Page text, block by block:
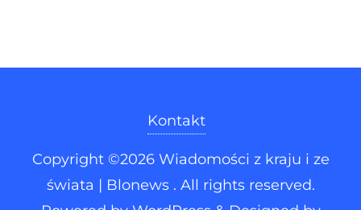
Kontakt
Copyright ©2026 Wiadomości z kraju i ze
świata | Blonews . All rights reserved.